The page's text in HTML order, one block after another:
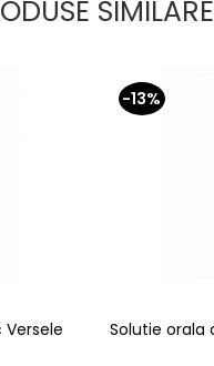
SIMILARE
-13%
Solutie orala